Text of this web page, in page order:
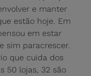
e manter
estão hoje. Em
em estar
sim paracrescer.
que cuida dos
50 lojas, 32 são